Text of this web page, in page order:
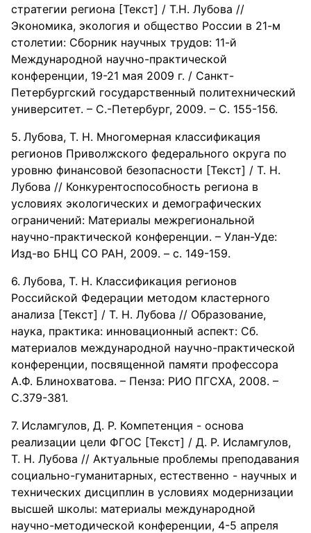
стратегии региона [Текст] / Т.Н. Лубова //
Экономика, экология и общество России в 21-м
столетии: Сборник научных трудов: 11-й
Международной научно-практической
конференции, 19-21 мая 2009 г. / Санкт-
Петербургский государственный политехнический
университет. – С.-Петербург, 2009. – С. 155-156.
Лубова, Т. Н. Многомерная классификация
регионов Приволжского федерального округа по
уровню финансовой безопасности [Текст] / Т. Н.
Лубова // Конкурентоспособность региона в
условиях экологических и демографических
ограничений: Материалы межрегиональной
научно-практической конференции. – Улан-Уде:
Изд-во БНЦ СО РАН, 2009. – с. 149-159.
Лубова, Т. Н. Классификация регионов
Российской Федерации методом кластерного
анализа [Текст] / Т. Н. Лубова // Образование,
наука, практика: инновационный аспект: Сб.
материалов международной научно-практической
конференции, посвященной памяти профессора
А.Ф. Блинохватова. – Пенза: РИО ПГСХА, 2008. –
С.379-381.
Исламгулов, Д. Р. Компетенция - основа
реализации цели ФГОС [Текст] / Д. Р. Исламгулов,
Т. Н. Лубова // Актуальные проблемы преподавания
социально-гуманитарных, естественно - научных и
технических дисциплин в условиях модернизации
высшей школы: материалы международной
научно-методической конференции, 4-5 апреля